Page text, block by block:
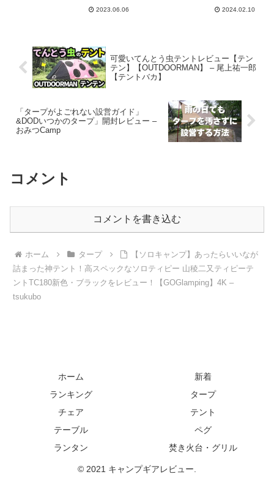
2023.06.06 2024.02.10
可愛いてんとう虫テントレビュー【テン
テン】【OUTDOORMAN】 – 尾上祐一郎
【テントバカ】
「タープがよごれない設営ガイド」
&DODいつかのタープ」開封レビュー –
おみつCamp
コメント
コメントを書き込む
ホーム タープ
【ソロキャンプ】あったらいいなが
詰まった神テント！高スペックなソロティピー 山稜二又ティピーテ
ントTC180新色・ブラックをレビュー！【GOGlamping】4K –
tsukubo
ホーム
新着
ランキング
タープ
チェア
テント
テーブル
ペグ
ランタン
焚き火台・グリル
© 2021 キャンプギアレビュー.